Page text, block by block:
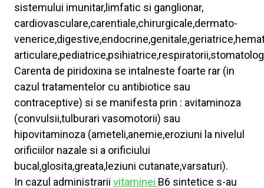
sistemului imunitar,limfatic si ganglionar,
cardiovasculare,carentiale,chirurgicale,dermato-
Carenta de piridoxina se intalneste foarte rar (in
cazul tratamentelor cu antibiotice sau
contraceptive) si se manifesta prin : avitaminoza
(convulsii,tulburari vasomotorii) sau
hipovitaminoza (ameteli,anemie,eroziuni la nivelul
orificiilor nazale si a orificiului
bucal,glosita,greata,leziuni cutanate,varsaturi).
In cazul administrarii vitaminei B6 sintetice s-au